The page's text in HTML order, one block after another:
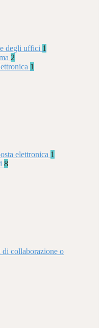
degli uffici 1
2
1
elettronica 1
8
collaborazione o